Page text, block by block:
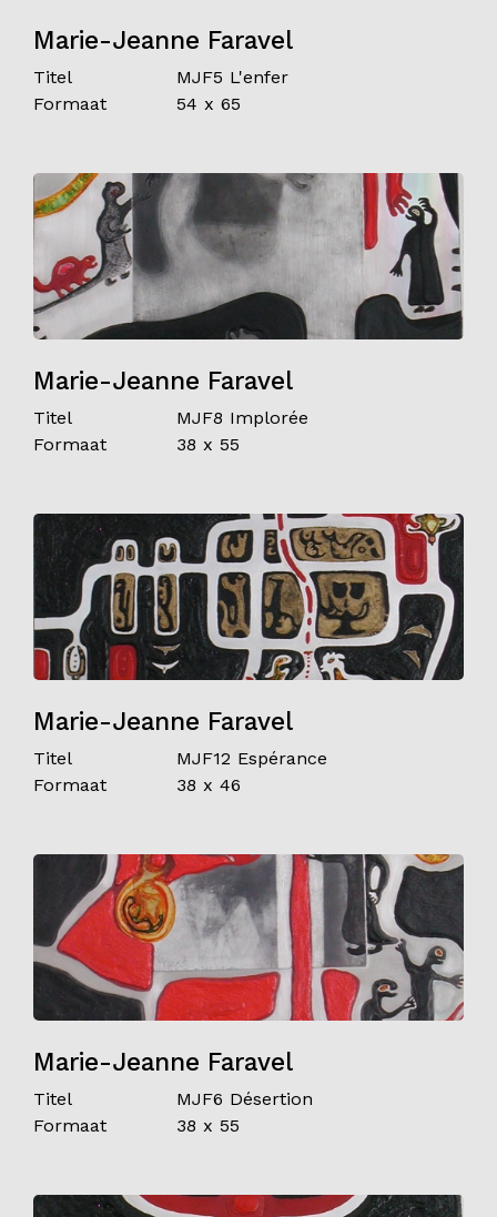
Marie-Jeanne Faravel
Titel
MJF5 L'enfer
Formaat
54 x 65
Marie-Jeanne Faravel
Titel
MJF8 Implorée
Formaat
38 x 55
Marie-Jeanne Faravel
Titel
MJF12 Espérance
Formaat
38 x 46
Marie-Jeanne Faravel
Titel
MJF6 Désertion
Formaat
38 x 55